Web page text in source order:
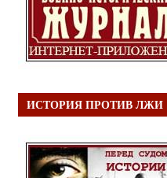
ИСТОРИЯ ПРОТИВ ЛЖИ